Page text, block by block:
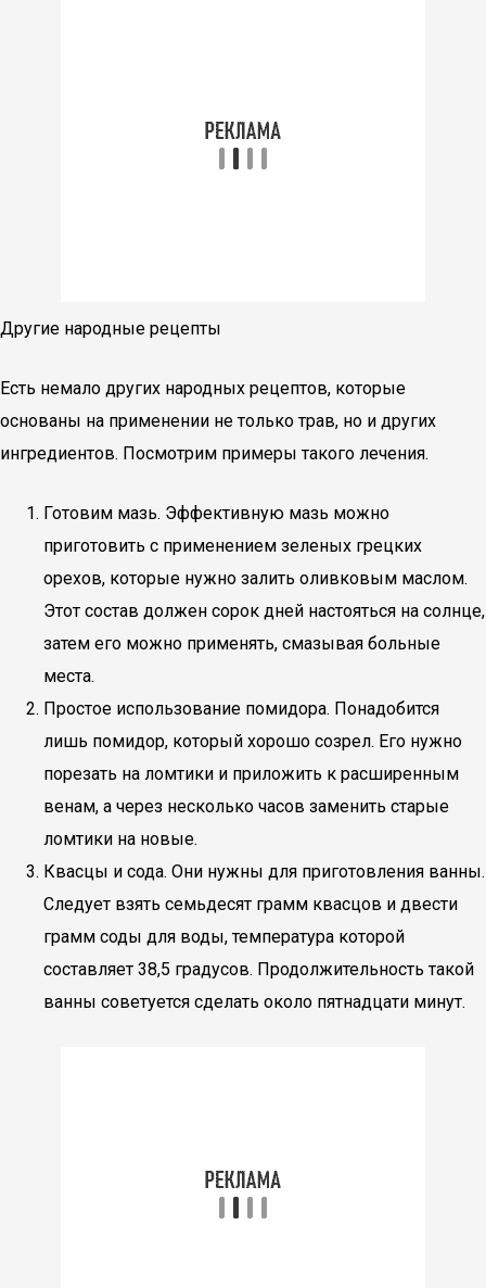
Другие народные рецепты
Есть немало других народных рецептов, которые
основаны на применении не только трав, но и других
ингредиентов. Посмотрим примеры такого лечения.
Готовим мазь. Эффективную мазь можно
приготовить с применением зеленых грецких
орехов, которые нужно залить оливковым маслом.
Этот состав должен сорок дней настояться на солнце,
затем его можно применять, смазывая больные
места.
Простое использование помидора. Понадобится
лишь помидор, который хорошо созрел. Его нужно
порезать на ломтики и приложить к расширенным
венам, а через несколько часов заменить старые
ломтики на новые.
Квасцы и сода. Они нужны для приготовления ванны.
Следует взять семьдесят грамм квасцов и двести
грамм соды для воды, температура которой
составляет 38,5 градусов. Продолжительность такой
ванны советуется сделать около пятнадцати минут.